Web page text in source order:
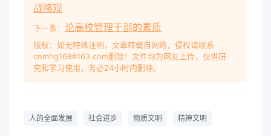
战略观
下一条： 论高校管理干部的素质
版权：如无特殊注明，文章转载自网络，侵权请联系
cnmhg168#163.com删除！文件均为网友上传，仅供研
究和学习使用，务必24小时内删除。
人的全面发展 社会进步 物质文明 精神文明